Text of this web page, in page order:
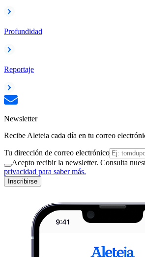
Profundidad
Reportaje
Newsletter
Recibe Aleteia cada día en tu correo
Tu dirección de correo electrónico
Acepto recibir la newsletter. Consulta
privacidad para saber más.
Inscribirse